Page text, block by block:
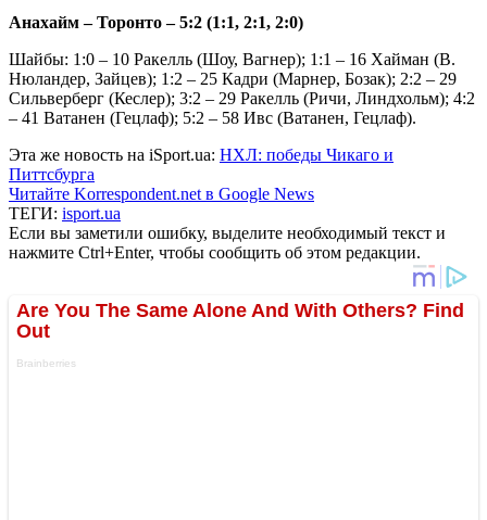
Анахайм – Торонто – 5:2 (1:1, 2:1, 2:0)
Шайбы: 1:0 – 10 Ракелль (Шоу, Вагнер); 1:1 – 16 Хайман (В.
Нюландер, Зайцев); 1:2 – 25 Кадри (Марнер, Бозак); 2:2 – 29
Сильверберг (Кеслер); 3:2 – 29 Ракелль (Ричи, Линдхольм); 4:2
– 41 Ватанен (Гецлаф); 5:2 – 58 Ивс (Ватанен, Гецлаф).
Эта же новость на iSport.ua: НХЛ: победы Чикаго и
Питтсбурга
Читайте Korrespondent.net в Google News
ТЕГИ: isport.ua
Если вы заметили ошибку, выделите необходимый текст и
нажмите Ctrl+Enter, чтобы сообщить об этом редакции.